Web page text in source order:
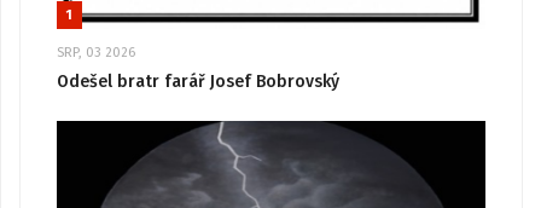
1
SRP, 03 2026
Odešel bratr farář Josef Bobrovský